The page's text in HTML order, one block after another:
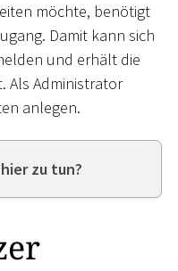
möchte, benötigt
Damit kann sich
und erhält die
Als Administrator
anlegen.
zu tun?